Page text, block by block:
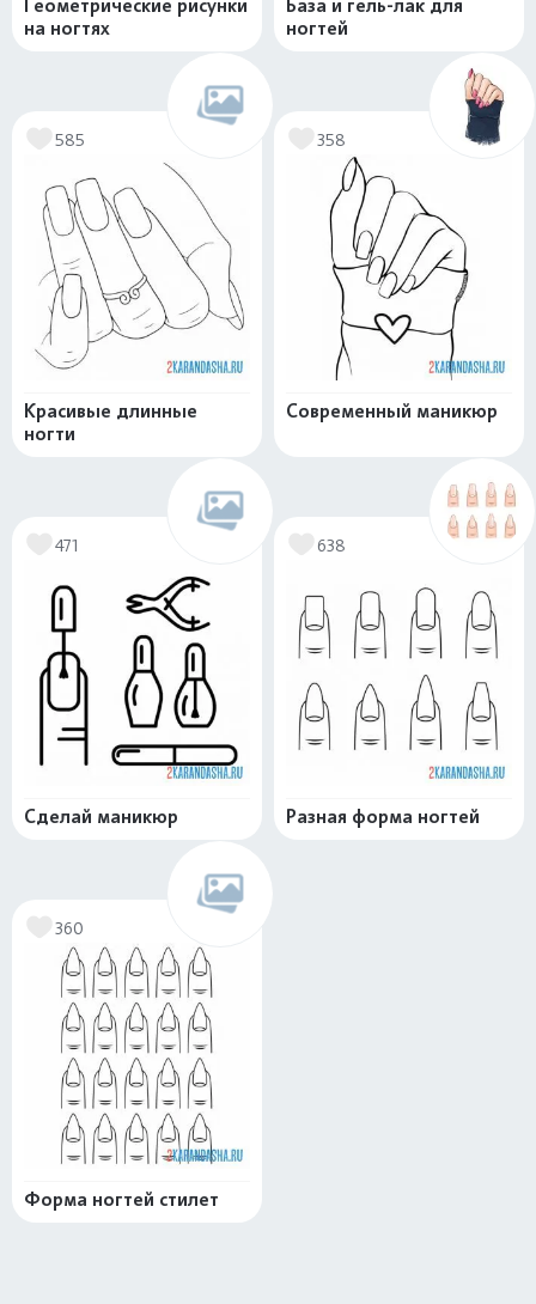
Геометрические рисунки
на ногтях
База и гель-лак для
ногтей
585
Красивые длинные
ногти
358
Современный маникюр
471
Сделай маникюр
638
Разная форма ногтей
360
Форма ногтей стилет